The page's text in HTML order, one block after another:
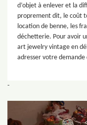
d’objet à enlever et la
proprement dit, le coût
location de benne, les
déchetterie. Pour avoir
art jewelry vintage en
adresser votre demande
-